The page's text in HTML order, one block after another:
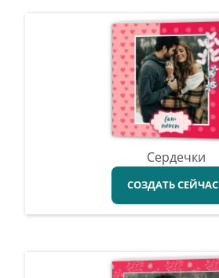
Сердечки
СОЗДАТЬ СЕЙЧАС